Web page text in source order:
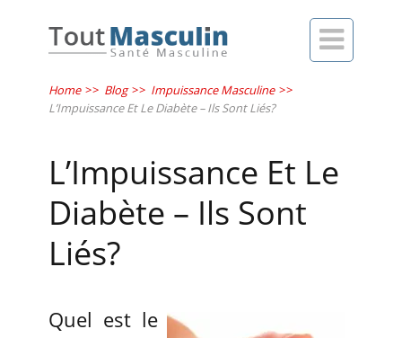

Home >> Blog >> Impuissance Masculine >>
L’Impuissance Et Le Diabète – Ils Sont Liés?
L’Impuissance Et Le
Diabète – Ils Sont
Liés?
Quel est le